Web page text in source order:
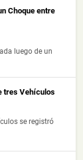
Choque entre
luego de un
tres Vehículos
se registró